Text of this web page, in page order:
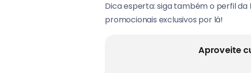
Dica esperta: siga também o perfil
promocionais exclusivos por lá!
Aproveite